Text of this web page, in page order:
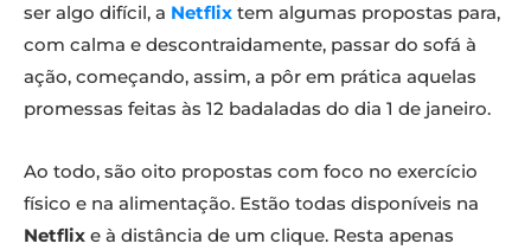
ser algo difícil, a Netflix tem algumas propostas para,
com calma e descontraidamente, passar do sofá à
ação, começando, assim, a pôr em prática aquelas
promessas feitas às 12 badaladas do dia 1 de janeiro.
Ao todo, são oito propostas com foco no exercício
físico e na alimentação. Estão todas disponíveis na
Netflix e à distância de um clique. Resta apenas